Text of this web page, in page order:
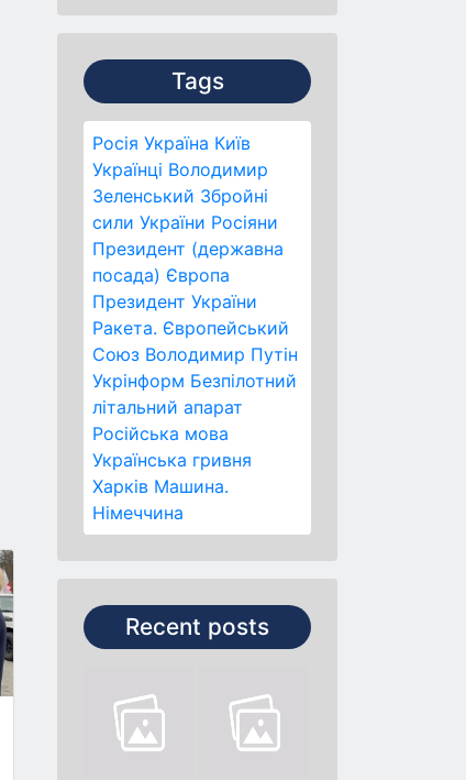
Tags
Росія Україна Київ
Українці Володимир
Зеленський Збройні
сили України Росіяни
Президент (державна
посада) Європа
Президент України
Ракета. Європейський
Союз Володимир Путін
Укрінформ Безпілотний
літальний апарат
Російська мова
Українська гривня
Харків Машина.
Німеччина
Recent posts